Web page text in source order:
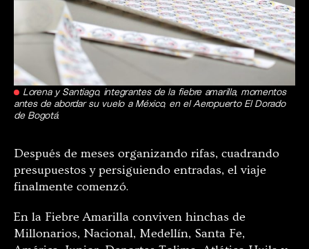
Lorena y Santiago, integrantes de la fiebre amarilla, momentos
antes de abordar su vuelo a México, en el Aeropuerto El Dorado
de Bogotá.
Después de meses organizando rifas, cuadrando
presupuestos y persiguiendo entradas, el viaje
finalmente comenzó.
En la Fiebre Amarilla conviven hinchas de
Millonarios, Nacional, Medellín, Santa Fe,